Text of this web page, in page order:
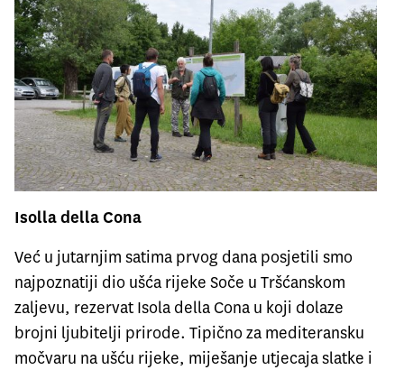
Isolla della Cona
Već u jutarnjim satima prvog dana posjetili smo
najpoznatiji dio ušća rijeke Soče u Tršćanskom
zaljevu, rezervat Isola della Cona u koji dolaze
brojni ljubitelji prirode. Tipično za mediteransku
močvaru na ušću rijeke, miješanje utjecaja slatke i